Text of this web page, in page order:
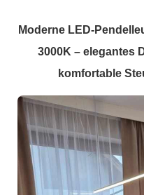
Moderne LED-
3000K – elegantes
komfortable